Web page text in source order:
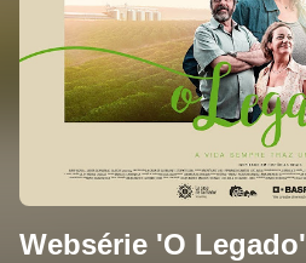
Websérie 'O Legado'